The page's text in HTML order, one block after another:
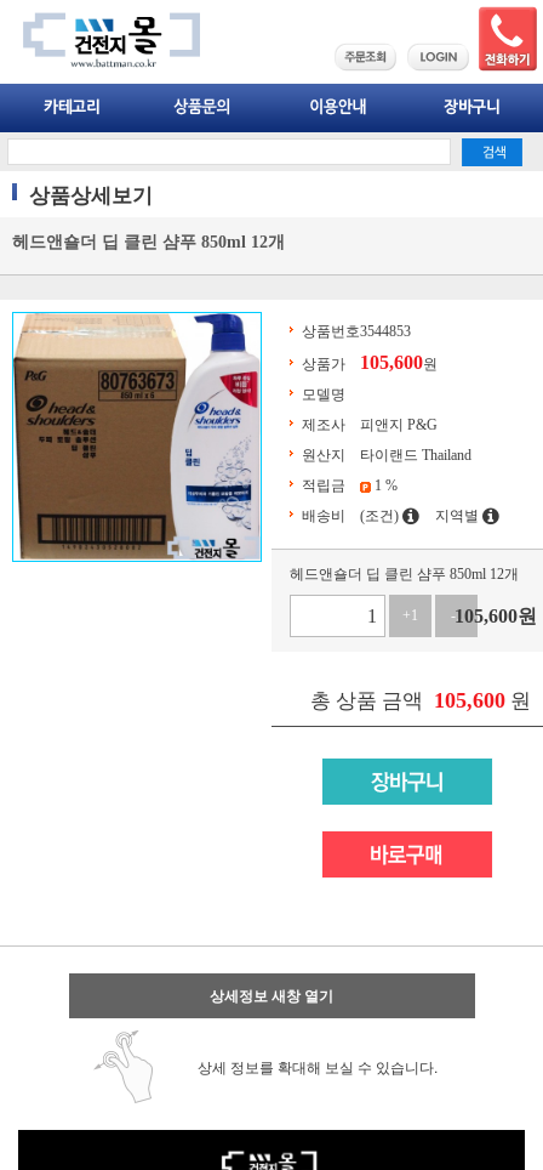
상품상세보기
헤드앤숄더 딥 클린 샴푸 850ml 12개
상품번호3544853
상품가
105,600원
모델명
제조사
피앤지 P&G
원산지
타이랜드 Thailand
적립금
1 %
배송비
(조건) 지역별
헤드앤숄더 딥 클린 샴푸 850ml 12개
+1 -1105,600원
총 상품 금액 105,600 원
상세정보 새창 열기
상세 정보를 확대해 보실 수 있습니다.